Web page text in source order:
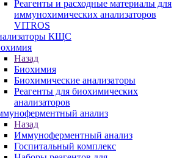
Реагенты и расходные материалы для
иммунохимических анализаторов
VITROS
КЩС
Назад
Биохимия
Биохимические анализаторы
Реагенты для биохимических
анализаторов
анализ
Назад
Иммуноферментный анализ
Госпитальный комплекс